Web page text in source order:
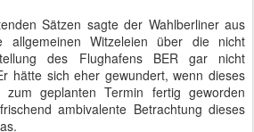
Sätzen sagte der Wahlberliner aus
allgemeinen Witzeleien über die nicht
des Flughafens BER gar nicht
hätte sich eher gewundert, wenn dieses
zum geplanten Termin fertig geworden
ambivalente Betrachtung dieses